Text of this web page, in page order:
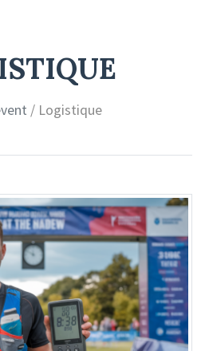
/ Logistique